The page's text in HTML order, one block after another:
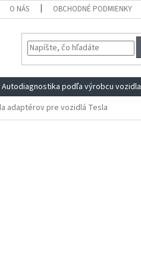
O NÁS OBCHODNÉ PODMIENKY
Autodiagnostika podľa výrobcu vozidla
adaptérov pre vozidlá Tesla